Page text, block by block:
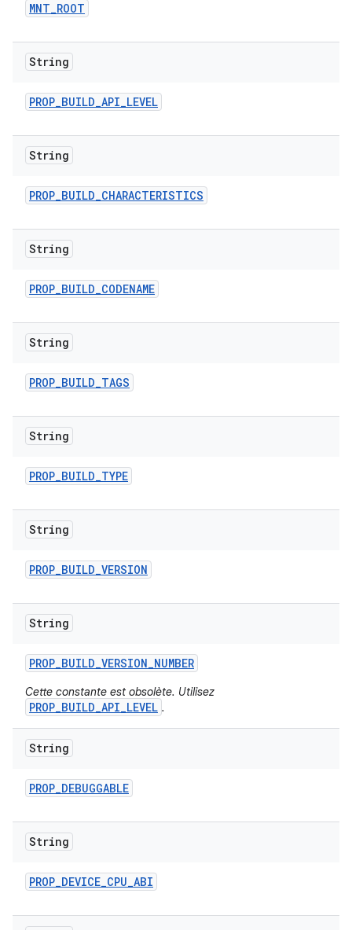
MNT_ROOT
String
PROP_BUILD_API_LEVEL
String
PROP_BUILD_CHARACTERISTICS
String
PROP_BUILD_CODENAME
String
PROP_BUILD_TAGS
String
PROP_BUILD_TYPE
String
PROP_BUILD_VERSION
String
PROP_BUILD_VERSION_NUMBER
Cette constante est obsolète. Utilisez
PROP_BUILD_API_LEVEL .
String
PROP_DEBUGGABLE
String
PROP_DEVICE_CPU_ABI